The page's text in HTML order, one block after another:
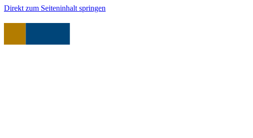
Direkt zum Seiteninhalt springen